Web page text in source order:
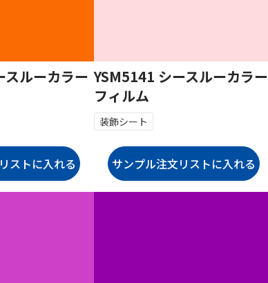
スルーカラー YSM5141 シースルーカラー
フィルム
装飾シート